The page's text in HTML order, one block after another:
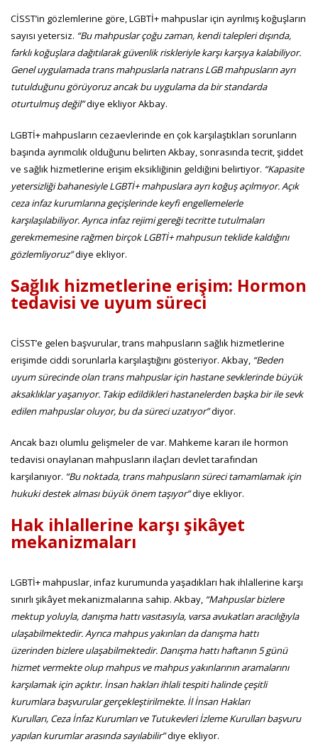
CİSST’in gözlemlerine göre, LGBTİ+ mahpuslar için ayrılmış koğuşların
sayısı yetersiz. “Bu mahpuslar çoğu zaman, kendi talepleri dışında,
farklı koğuşlara dağıtılarak güvenlik riskleriyle karşı karşıya kalabiliyor.
Genel uygulamada trans mahpuslarla natrans LGB mahpusların ayrı
tutulduğunu görüyoruz ancak bu uygulama da bir standarda
oturtulmuş değil”diye ekliyor Akbay.
LGBTİ+ mahpusların cezaevlerinde en çok karşılaştıkları sorunların
başında ayrımcılık olduğunu belirten Akbay, sonrasında tecrit, şiddet
ve sağlık hizmetlerine erişim eksikliğinin geldiğini belirtiyor. “Kapasite
yetersizliği bahanesiyle LGBTİ+ mahpuslara ayrı koğuş açılmıyor. Açık
ceza infaz kurumlarına geçişlerinde keyfi engellemelerle
karşılaşılabiliyor. Ayrıca infaz rejimi gereği tecritte tutulmaları
gerekmemesine rağmen birçok LGBTİ+ mahpusun teklide kaldığını
gözlemliyoruz”diye ekliyor.
Sağlık hizmetlerine erişim: Hormon
tedavisi ve uyum süreci
CİSST’e gelen başvurular, trans mahpusların sağlık hizmetlerine
erişimde ciddi sorunlarla karşılaştığını gösteriyor. Akbay, “Beden
uyum sürecinde olan trans mahpuslar için hastane sevklerinde büyük
aksaklıklar yaşanıyor. Takip edildikleri hastanelerden başka bir ile sevk
edilen mahpuslar oluyor, bu da süreci uzatıyor”diyor.
Ancak bazı olumlu gelişmeler de var. Mahkeme kararı ile hormon
tedavisi onaylanan mahpusların ilaçları devlet tarafından
karşılanıyor. “Bu noktada, trans mahpusların süreci tamamlamak için
hukuki destek alması büyük önem taşıyor”diye ekliyor.
Hak ihlallerine karşı şikâyet
mekanizmaları
LGBTİ+ mahpuslar, infaz kurumunda yaşadıkları hak ihlallerine karşı
sınırlı şikâyet mekanizmalarına sahip. Akbay, “Mahpuslar bizlere
mektup yoluyla, danışma hattı vasıtasıyla, varsa avukatları aracılığıyla
ulaşabilmektedir. Ayrıca mahpus yakınları da danışma hattı
üzerinden bizlere ulaşabilmektedir. Danışma hattı haftanın 5 günü
hizmet vermekte olup mahpus ve mahpus yakınlarının aramalarını
karşılamak için açıktır. İnsan hakları ihlali tespiti halinde çeşitli
kurumlara başvurular gerçekleştirilmekte. İl İnsan Hakları
Kurulları, Ceza İnfaz Kurumları ve Tutukevleri İzleme Kurulları başvuru
yapılan kurumlar arasında sayılabilir”diye ekliyor.